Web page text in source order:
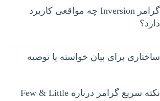
گرامر Inversion چه مواقعی کاربرد
دارد؟
ساختاری برای بیان خواسته یا توصیه
نکته سریع گرامر درباره Few & Little